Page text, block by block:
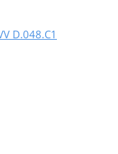
D.048.C1